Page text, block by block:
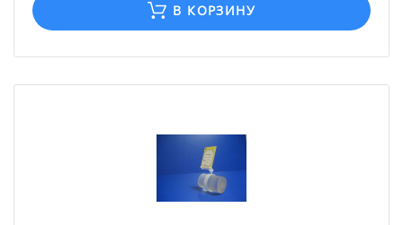
В КОРЗИНУ